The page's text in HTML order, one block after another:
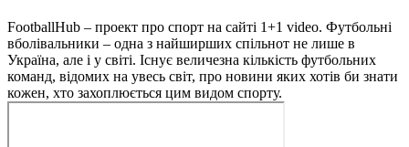
FootballHub – проект про спорт на сайті 1+1 video. Футбольні
вболівальники – одна з найширших спільнот не лише в
Україна, але і у світі. Існує величезна кількість футбольних
команд, відомих на увесь світ, про новини яких хотів би знати
кожен, хто захоплюється цим видом спорту.